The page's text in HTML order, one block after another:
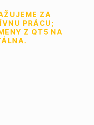
ZA
PRÁCU;
Z QT5 NA